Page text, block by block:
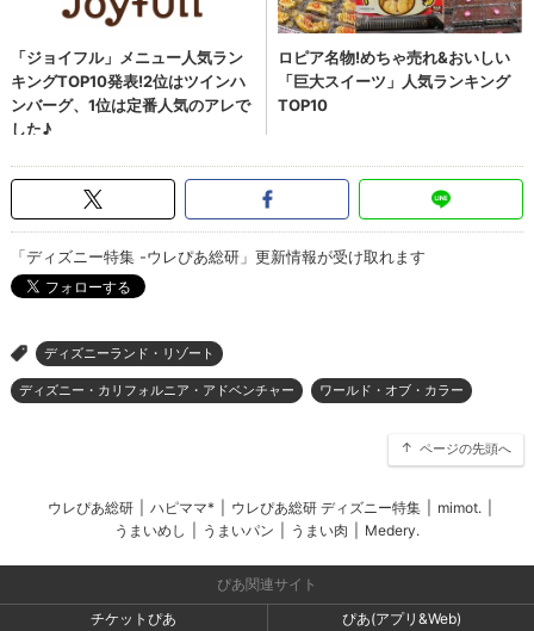
「ディズニー特集 -ウレぴあ総研」更新情報が受け取れます
> ディズニーランド・リゾート
ディズニー・カリフォルニア・アドベンチャー ワールド・オブ・カラー
ページの先頭へ
ウレぴあ総研 ハピママ* ウレぴあ総研 ディズニー特集 mimot.
うまいめし
うまいパン うまい肉 Medery.
ぴあ関連サイト
チケットぴあ
ぴあ(アプリ&Web)